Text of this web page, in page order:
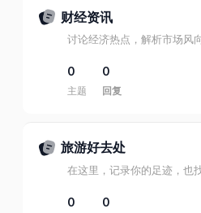
财经资讯
讨论经济热点，解析市场风
0
主题
0
回复
旅游好去处
在这里，记录你的足迹，也
0 0